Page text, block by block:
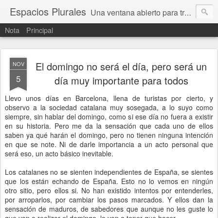
Espacios Plurales Una ventana abierto para tratar problemas que nos afectan a todxs. Temas sociales, educación, cultura, economía, política, derechos, calidad de vida. Estamos gobernados, pero queremos una calidad mayor en la política.
Nota Principal
NOV
5
El domingo no será el día, pero será un
día muy importante para todos
Llevo unos días en Barcelona, llena de turistas por cierto, y
observo a la sociedad catalana muy sosegada, a lo suyo como
siempre, sin hablar del domingo, como si ese día no fuera a existir
en su historia. Pero me da la sensación que cada uno de ellos
saben ya qué harán el domingo, pero no tienen ninguna intención
en que se note. Ni de darle importancia a un acto personal que
será eso, un acto básico inevitable.
Los catalanes no se sienten independientes de España, se sientes
que los están echando de España. Esto no lo vemos en ningún
otro sitio, pero ellos si. No han existido intentos por entenderles,
por arroparlos, por cambiar los pasos marcados. Y ellos dan la
sensación de maduros, de sabedores que aunque no les guste lo